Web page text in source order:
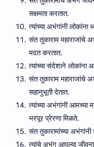
सक्षमता करतात.
त्यांच्या अभंगांनी लोकांना
संत तुकाराम महाराजांचे
मदत करतात.
त्यांच्या संदेशाने लोकांना
संत तुकाराम महाराजांचे
सहानुभूती देतात.
त्यांच्या अभंगांनी आमच्या
भरपूर प्रेरणा मिळते.
संत तुकारामांच्या
त्यांचे अभंग आपल्या